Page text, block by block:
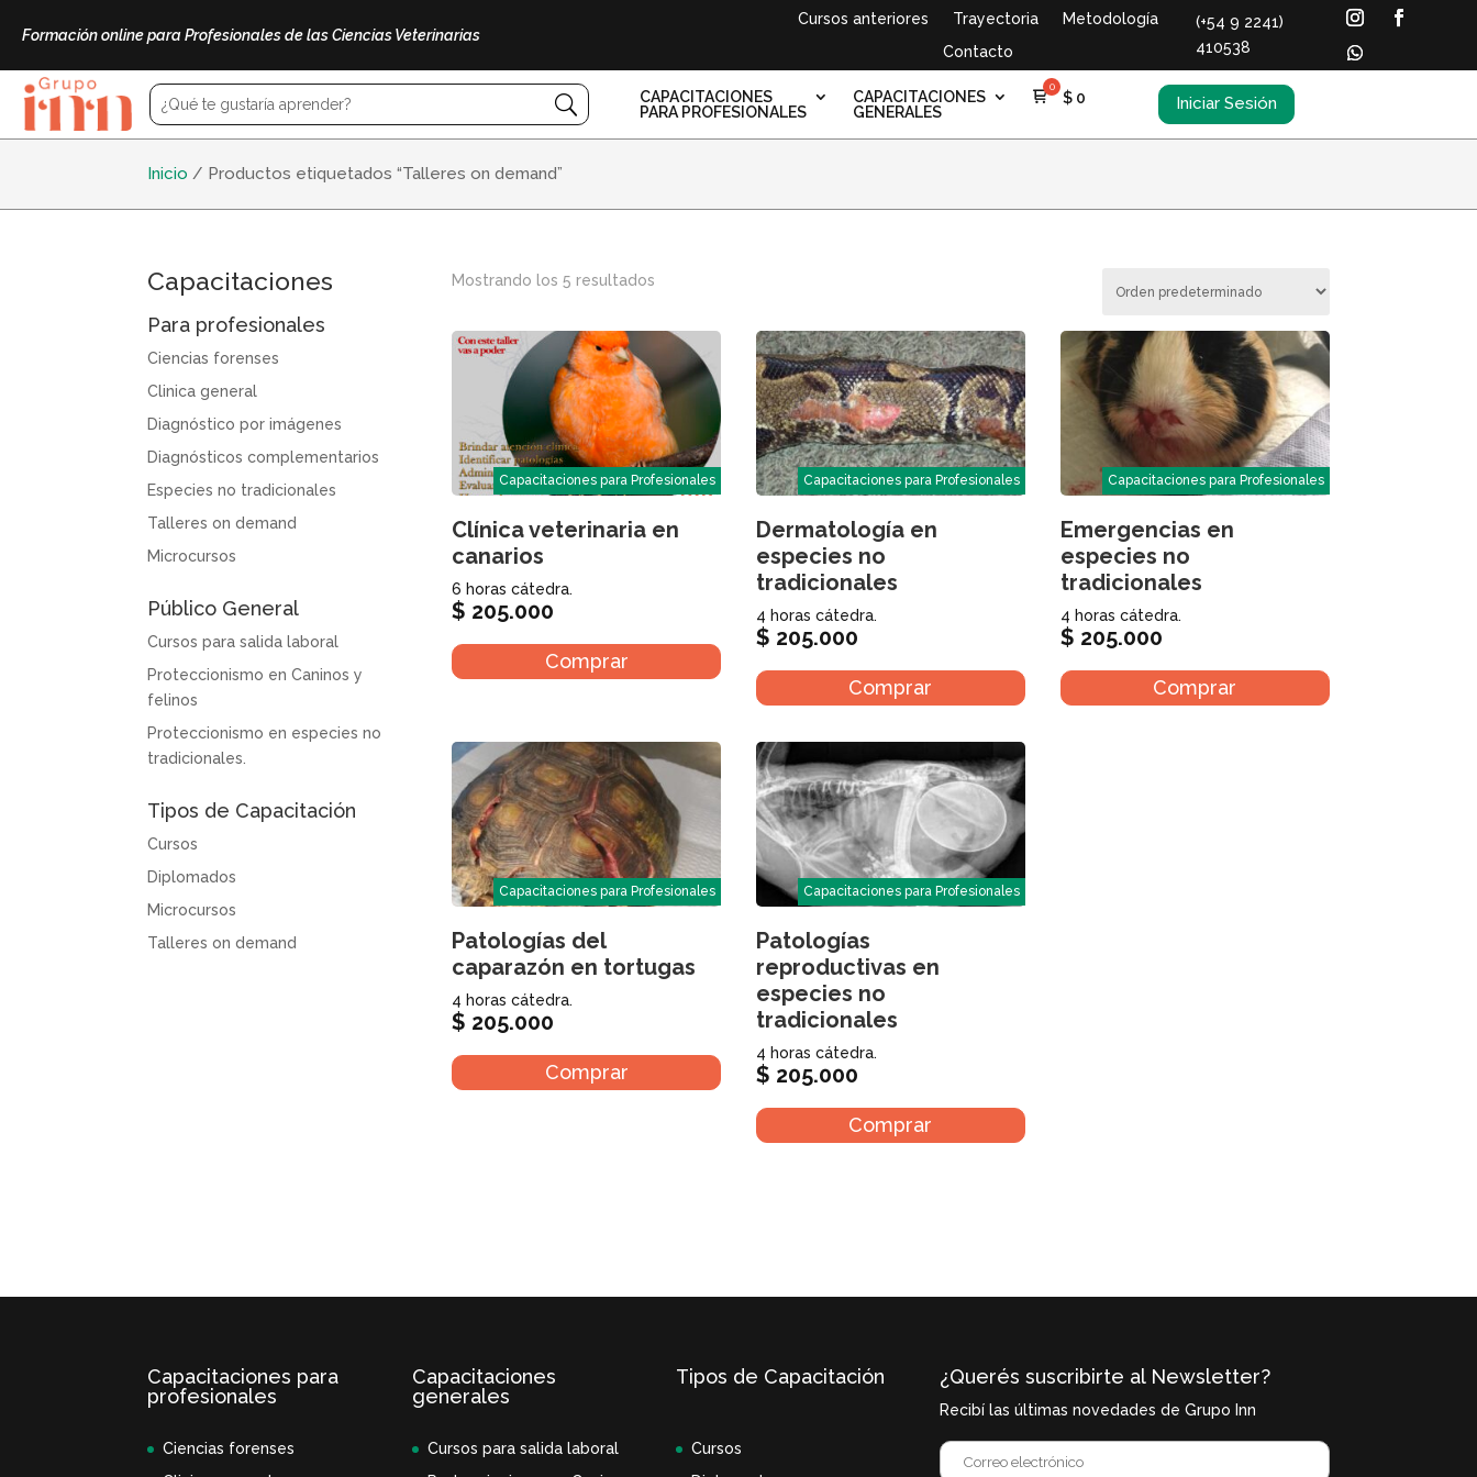
Formación online para Profesionales de las Ciencias Veterinarias
Cursos anteriores Trayectoria
Metodología
Contacto
(+54 9 2241)
410538
CAPACITACIONES
PARA PROFESIONALES
CAPACITACIONES
GENERALES
$ 0 Iniciar Sesión
Inicio / Productos etiquetados “Talleres on demand”
Capacitaciones
Para profesionales
Ciencias forenses
Clinica general
Diagnóstico por imágenes
Diagnósticos complementarios
Especies no tradicionales
Talleres on demand
Microcursos
Público General
Cursos para salida laboral
Proteccionismo en Caninos y
felinos
Proteccionismo en especies no
tradicionales.
Tipos de Capacitación
Cursos
Diplomados
Microcursos
Talleres on demand
Mostrando los 5 resultados
Capacitaciones para Profesionales
Clínica veterinaria en
canarios
6 horas cátedra.
$ 205.000
Comprar
Capacitaciones para Profesionales
Dermatología en
especies no
tradicionales
4 horas cátedra.
$ 205.000
Comprar
Capacitaciones para Profesionales
Emergencias en
especies no
tradicionales
4 horas cátedra.
$ 205.000
Comprar
Capacitaciones para Profesionales
Patologías del
caparazón en tortugas
4 horas cátedra.
$ 205.000
Comprar
Capacitaciones para Profesionales
Patologías
reproductivas en
especies no
tradicionales
4 horas cátedra.
$ 205.000
Comprar
Capacitaciones para
profesionales
Ciencias forenses
Capacitaciones
generales
Cursos para salida laboral
Tipos de Capacitación
Cursos
¿Querés suscribirte al Newsletter?
Recibí las últimas novedades de Grupo Inn